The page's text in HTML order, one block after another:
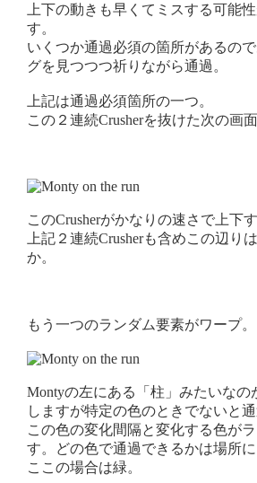
上下の動きも早くてミスする可能
す。
いくつか通過必須の箇所があるの
グを見つつつ祈りながら通過。
上記は通過必須箇所の一つ。
この２連続Crusherを抜けた次の画面
このCrusherがかなりの速さで上下
上記２連続Crusherも含めこの辺り
か。
もう一つのランダム要素がワープ。
Montyの左にある「柱」みたいなの
しますが特定の色のときでないと通
この色の変化間隔と変化する色が
す。どの色で通過できるかは場所に
ここの場合は緑。